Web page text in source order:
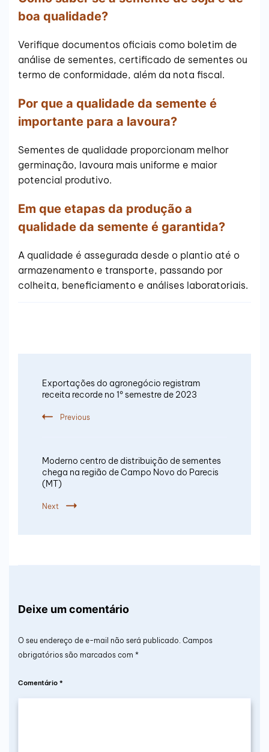
boa qualidade?
Verifique documentos oficiais como boletim de
análise de sementes, certificado de sementes ou
termo de conformidade, além da nota fiscal.
Por que a qualidade da semente é
importante para a lavoura?
Sementes de qualidade proporcionam melhor
germinação, lavoura mais uniforme e maior
potencial produtivo.
Em que etapas da produção a
qualidade da semente é garantida?
A qualidade é assegurada desde o plantio até o
armazenamento e transporte, passando por
colheita, beneficiamento e análises laboratoriais.
Exportações do agronegócio registram
receita recorde no 1º semestre de 2023
Previous
Moderno centro de distribuição de sementes
chega na região de Campo Novo do Parecis
(MT)
Next
Deixe um comentário
O seu endereço de e-mail não será publicado. Campos
obrigatórios são marcados com *
Comentário *